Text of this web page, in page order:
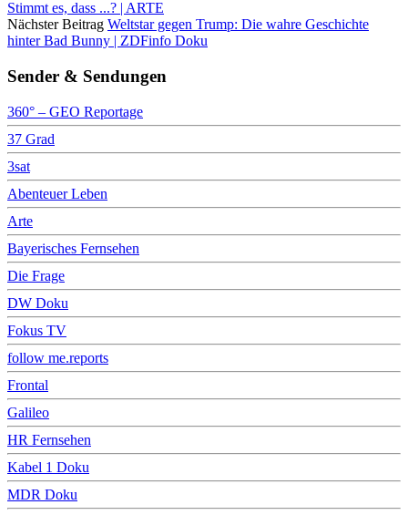
Stimmt es, dass ...? | ARTE
Nächster Beitrag Weltstar gegen Trump: Die wahre Geschichte
hinter Bad Bunny | ZDFinfo Doku
Sender & Sendungen
360° – GEO Reportage
37 Grad
3sat
Abenteuer Leben
Arte
Bayerisches Fernsehen
Die Frage
DW Doku
Fokus TV
follow me.reports
Frontal
Galileo
HR Fernsehen
Kabel 1 Doku
MDR Doku